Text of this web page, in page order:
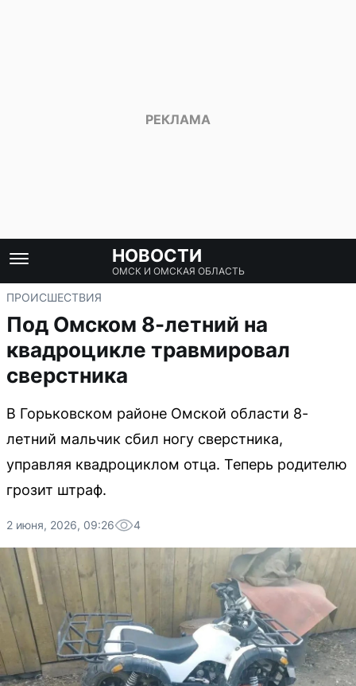
НОВОСТИ
ОМСК И ОМСКАЯ ОБЛАСТЬ
ПРОИСШЕСТВИЯ
Под Омском 8-летний на
квадроцикле травмировал
сверстника
В Горьковском районе Омской области 8-
летний мальчик сбил ногу сверстника,
управляя квадроциклом отца. Теперь родителю
грозит штраф.
2 июня, 2026, 09:26 4